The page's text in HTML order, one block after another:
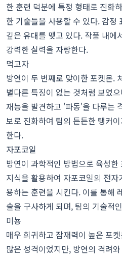
한 훈련 덕분에 특정 형태로 진화
한 기술들을 사용할 수 있다. 감정
깊은 유대를 맺고 있다. 작품 내
강력한 실력을 자랑한다.
먹고자
방연이 두 번째로 맞이한 포켓몬.
별다른 특징이 없는 것처럼 보였
재능을 발견하고 '파동'을 다루는
보로 진화하여 팀의 든든한 탱커
한다.
자포코일
방연이 과학적인 방법으로 육성
지식을 활용하여 자포코일의 전
용하는 훈련을 시킨다. 이를 통해
술을 구사하게 되며, 팀의 기술적
미뇽
매우 희귀하고 잠재력이 높은 포
많은 성격이었지만, 방연의 격려